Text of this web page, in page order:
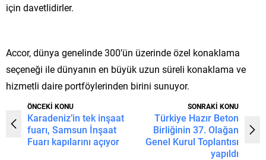
için davetlidirler.
Accor, dünya genelinde 300’ün üzerinde özel konaklama
seçeneği ile dünyanın en büyük uzun süreli konaklama ve
hizmetli daire portföylerinden birini sunuyor.
ÖNCEKİ KONU
Karadeniz’in tek inşaat
fuarı, Samsun İnşaat
Fuarı kapılarını açıyor
SONRAKİ KONU
Türkiye Hazır Beton
Birliğinin 37. Olağan
Genel Kurul Toplantısı
yapıldı